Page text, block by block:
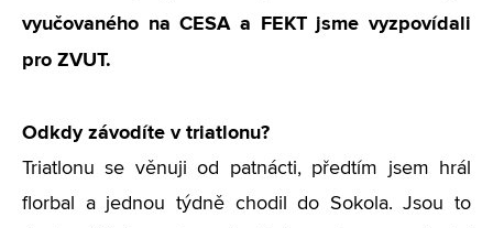
vyučovaného na CESA a FEKT jsme vyzpovídali
pro ZVUT.
Odkdy závodíte v triatlonu?
Triatlonu se věnuji od patnácti, předtím jsem hrál
florbal a jednou týdně chodil do Sokola. Jsou to